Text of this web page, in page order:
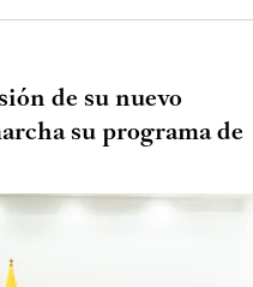
de su nuevo
su programa de